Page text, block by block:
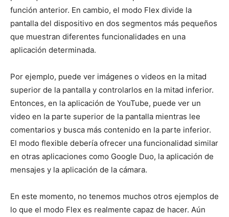
función anterior. En cambio, el modo Flex divide la
pantalla del dispositivo en dos segmentos más pequeños
que muestran diferentes funcionalidades en una
aplicación determinada.
Por ejemplo, puede ver imágenes o videos en la mitad
superior de la pantalla y controlarlos en la mitad inferior.
Entonces, en la aplicación de YouTube, puede ver un
video en la parte superior de la pantalla mientras lee
comentarios y busca más contenido en la parte inferior.
El modo flexible debería ofrecer una funcionalidad similar
en otras aplicaciones como Google Duo, la aplicación de
mensajes y la aplicación de la cámara.
En este momento, no tenemos muchos otros ejemplos de
lo que el modo Flex es realmente capaz de hacer. Aún